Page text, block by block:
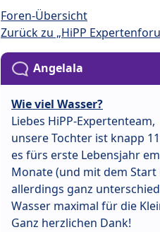
Foren-Übersicht
Zurück zu „HiPP
Angelala
Wie viel Wasser?
Liebes HiPP-Expertenteam,
unsere Tochter ist knapp
es fürs erste Lebensjahr
Monate (und mit dem Start
allerdings ganz
Wasser maximal für die
Ganz herzlichen Dank!